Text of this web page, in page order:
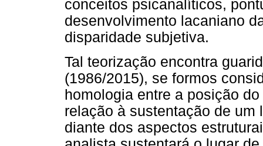
conceitos psicanalíticos,
desenvolvimento lacaniano
disparidade subjetiva.
Tal teorização encontra
(1986/2015), se formos
homologia entre a posição
relação à sustentação de um
diante dos aspectos